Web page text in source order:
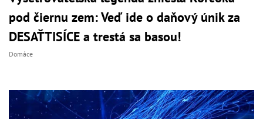
pod čiernu zem: Veď ide o daňový únik za
DESAŤTISÍCE a trestá sa basou!
Domáce